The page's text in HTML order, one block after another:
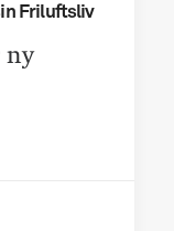
Friluftsliv
ny